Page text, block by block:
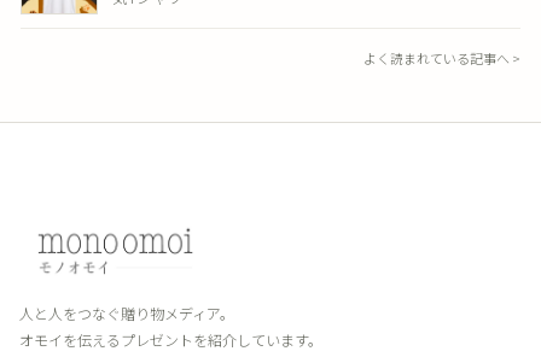
よく読まれている記事へ >
人と人をつなぐ贈り物メディア。
オモイを伝えるプレゼントを紹介しています。